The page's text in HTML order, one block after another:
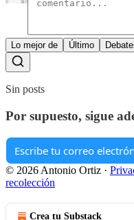
Lo mejor de Último
Sin posts
Por supuesto, sigue
© 2026 Antonio Ortiz ·
recolección
Crea tu Substack